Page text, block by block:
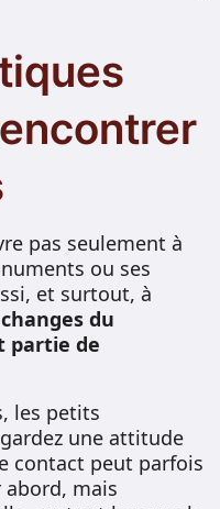
pas seulement à
ou ses
et surtout, à
du
partie de
les petits
une attitude
contact peut parfois
abord, mais